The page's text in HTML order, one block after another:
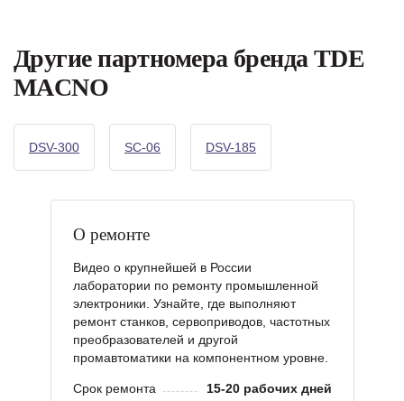
Другие партномера бренда TDE
MACNO
DSV-300 SC-06 DSV-185
О ремонте
Видео о крупнейшей в России
лаборатории по ремонту промышленной
электроники. Узнайте, где выполняют
ремонт станков, сервоприводов, частотных
преобразователей и другой
промавтоматики на компонентном уровне.
Срок ремонта 15-20 рабочих дней